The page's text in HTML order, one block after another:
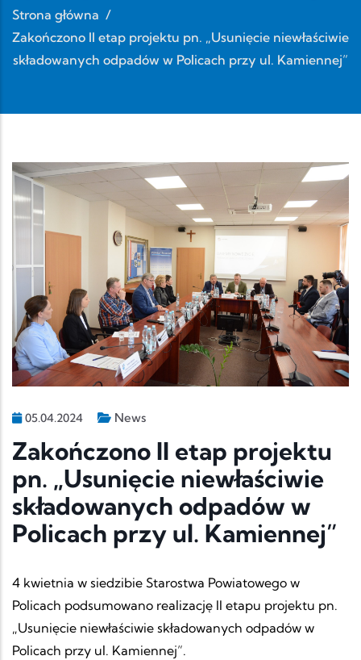
Strona główna /
Zakończono II etap projektu pn. „Usunięcie niewłaściwie
składowanych odpadów w Policach przy ul. Kamiennej”
05.04.2024 News
Zakończono II etap projektu
pn. „Usunięcie niewłaściwie
składowanych odpadów w
Policach przy ul. Kamiennej”
4 kwietnia w siedzibie Starostwa Powiatowego w
Policach podsumowano realizację II etapu projektu pn.
„Usunięcie niewłaściwie składowanych odpadów w
Policach przy ul. Kamiennej”.